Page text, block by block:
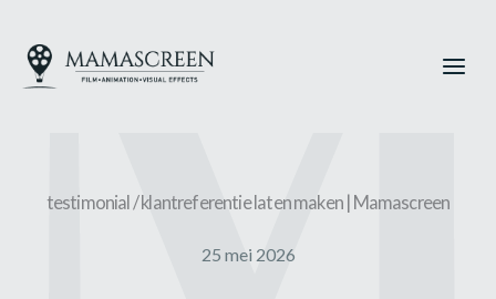
naar
testimonial / klantreferentie laten maken | Mamascreen
25 mei 2026